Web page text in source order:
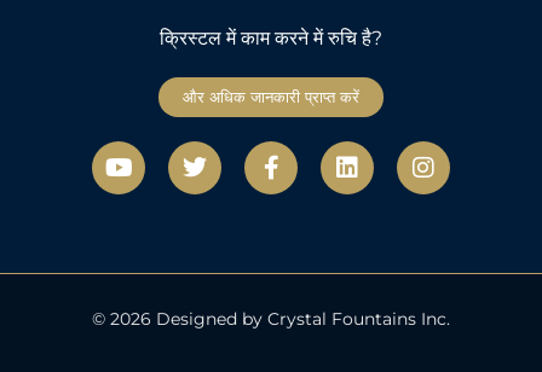
क्रिस्टल में काम करने में रुचि है?
और अधिक जानकारी प्राप्त करें
यू
ट्यू
ब
ट्वि
ट
र
फे
स
बु
ए
L
i
n
d
n
I
n
s
g
a
© 2026 Designed by Crystal Fountains Inc.